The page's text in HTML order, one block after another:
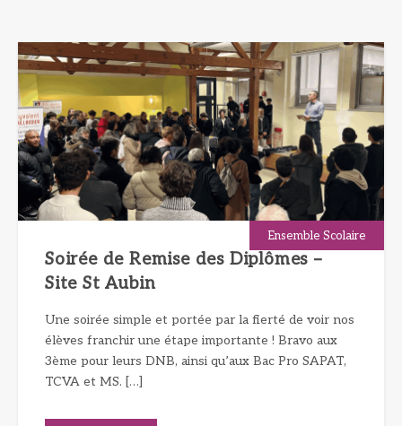
Ensemble Scolaire
Soirée de Remise des Diplômes –
Site St Aubin
Une soirée simple et portée par la fierté de voir nos
élèves franchir une étape importante ! Bravo aux
3ème pour leurs DNB, ainsi qu’aux Bac Pro SAPAT,
TCVA et MS. […]